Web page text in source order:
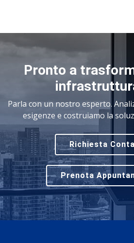
Pronto a
Parla con un nostro esperto.
esigenze e costruiamo la
Richiesta
Prenota